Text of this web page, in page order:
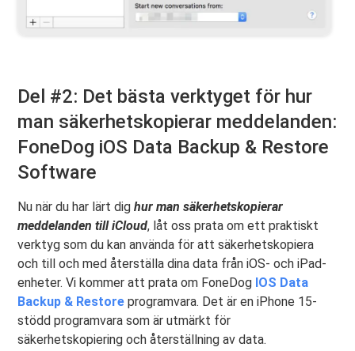
Del #2: Det bästa verktyget för hur
man säkerhetskopierar meddelanden:
FoneDog iOS Data Backup & Restore
Software
Nu när du har lärt dighur man säkerhetskopierar
meddelanden till iCloud, låt oss prata om ett praktiskt
verktyg som du kan använda för att säkerhetskopiera
och till och med återställa dina data från iOS- och iPad-
enheter. Vi kommer att prata om FoneDog IOS Data
Backup & Restore programvara. Det är en iPhone 15-
stödd programvara som är utmärkt för
säkerhetskopiering och återställning av data.